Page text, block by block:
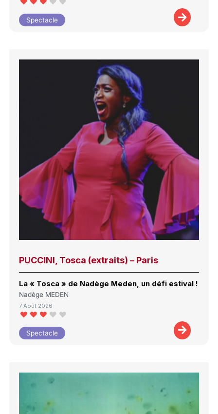
Spectacle
PUCCINI, Tosca (extraits) – Paris
La « Tosca » de Nadège Meden, un défi estival !
Nadège MEDEN
7 Août 2026
Spectacle